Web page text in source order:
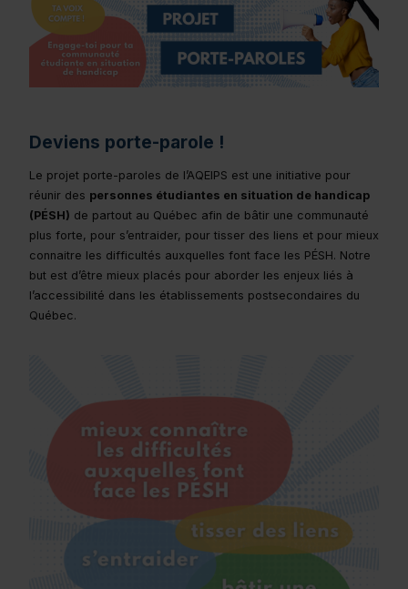
Deviens porte-parole !
Le projet porte-paroles de l’AQEIPS est une initiative pour
réunir des personnes étudiantes en situation de handicap
(PÉSH) de partout au Québec afin de bâtir une communauté
plus forte, pour s’entraider, pour tisser des liens et pour mieux
connaitre les difficultés auxquelles font face les PÉSH. Notre
but est d’être mieux placés pour aborder les enjeux liés à
l’accessibilité dans les établissements postsecondaires du
Québec.